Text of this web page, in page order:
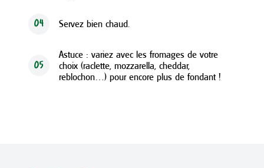
04 Servez bien chaud.
05
Astuce : variez avec les fromages de votre
choix (raclette, mozzarella, cheddar,
reblochon…) pour encore plus de fondant !